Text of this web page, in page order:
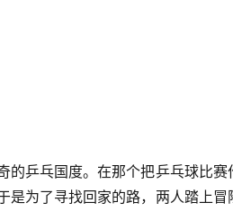
的乒乓国度。在那个把乒乓球比赛
是为了寻找回家的路，两人踏上冒